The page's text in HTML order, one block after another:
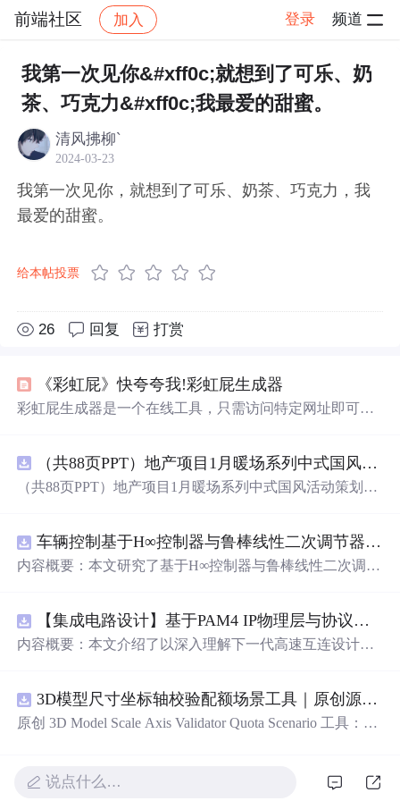
前端社区 加入 登录 频道
社区 前端社区 感慨 帖子详情
我第一次见你&#xff0c;就想到了可乐、奶
茶、巧克力&#xff0c;我最爱的甜蜜。
清风拂柳`
2024-03-23
我第一次见你，就想到了可乐、奶茶、巧克力，我
最爱的甜蜜。
给本帖投票
26 回复 打赏
《彩虹屁》快夸夸我!彩虹屁生成器
彩虹屁生成器是一个在线工具，只需访问特定网址即可获
（共88页PPT）地产项目1月暖场系列中式国风活动策划方案.pptx
（共88页PPT）地产项目1月暖场系列中式国风活动策划方
车辆控制基于H∞控制器与鲁棒线性二次调节器RLQR的铰接式重型车辆的稳健路径跟踪控制研究（Matlab代码实现）
内容概要：本文研究了基于H∞控制器与鲁棒线性二次调节
工况下路径跟踪精度低、稳定性差的问题，提出结合H∞控
制与RLQR的复合控制策略，以提升系统对参数不确定
分析其控制性能，结果表明该方法能有效提高路径跟踪精
度与系统稳定性，具有较强的抗干扰能力和工程应用潜
力。; 适合人群：具备自动控制理论基础、车辆工程背景或
使用场景及目标：①应用于铰接式重型车辆（如矿用卡
车、工程车辆）的自动驾驶路径跟踪控制；②为复杂非线
【集成电路设计】基于PAM4 IP物理层与协议兼容性验证：5nm工艺下高速互连系统电气合规测试平台
内容概要：本文介绍了以深入理解下一代高速互连设计的
3D模型尺寸坐标轴校验配额场景工具｜原创源码+测试+离线报告
原创 3D Model Scale Axis Validator Quota Scenario 工具：围
度、时间目标和人工复核成本比较配额场景；本地网页、J
说点什么…